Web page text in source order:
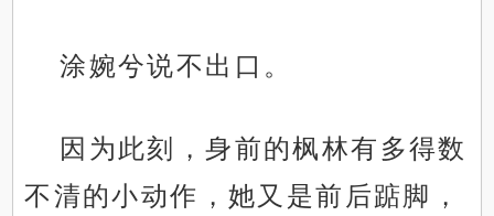
涂婉兮说不出口。
因为此刻，身前的枫林有多得数
不清的小动作，她又是前后踮脚，